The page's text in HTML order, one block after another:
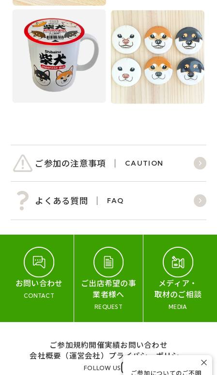
ご参加の注意事項 CAUTION
よくある質問 FAQ
お問い合わせ
CONTACT
ご出店希望の事
業者様へ
REQUEST
メディア・
取材のご相談
MEDIA
ご参加規約開催実績お問い合わせ
会社概要（運営会社） プライバシーポリシー
FOLLOW US ご参加についてのご不明
×